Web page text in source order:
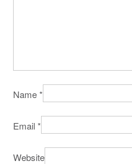
Name*
Email*
Website